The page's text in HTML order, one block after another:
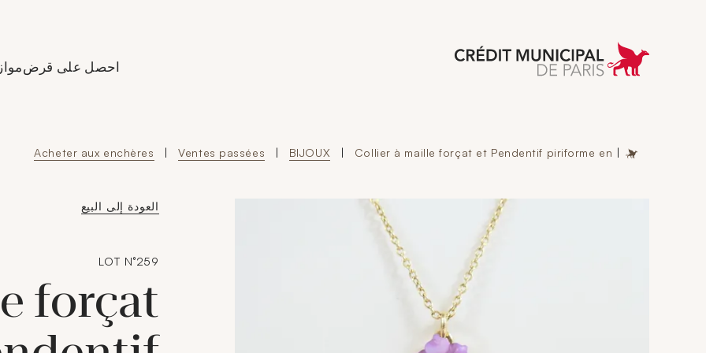
Aller à l'accueil de Crédit Municipal de Paris
احصل على قرض
|
Acheter aux enchères | Ventes passées | BIJOUX | Collier à maille forçat et Pendentif piriforme en
العودة إلى البيع
LOT N°259
forçat